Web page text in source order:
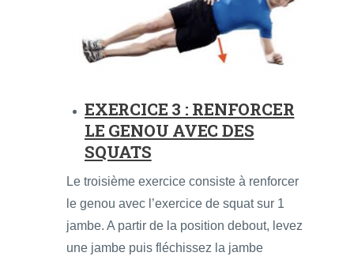
EXERCICE 3 : RENFORCER
LE GENOU AVEC DES
SQUATS
Le troisième exercice consiste à renforcer
le genou avec l’exercice de squat sur 1
jambe. A partir de la position debout, levez
une jambe puis fléchissez la jambe